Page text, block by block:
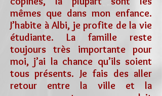
mêmes que dans mon enfance.
J’habite à Albi, je profite de la vie
étudiante. La famille reste
toujours très importante pour
moi, j’ai la chance qu’ils soient
tous présents. Je fais des aller
retour entre la ville et la